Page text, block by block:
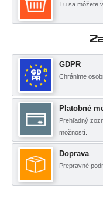
Tu sa môžete
GDPR
Chránime
Platobné
Prehľadný
možností.
Doprava
Prepravné